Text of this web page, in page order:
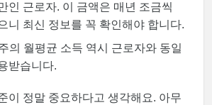
인 근로자. 이 금액은 매년 조금씩
니 최신 정보를 꼭 확인해야 합니다.
의 월평균 소득 역시 근로자와 동일
받습니다.
이 정말 중요하다고 생각해요. 아무